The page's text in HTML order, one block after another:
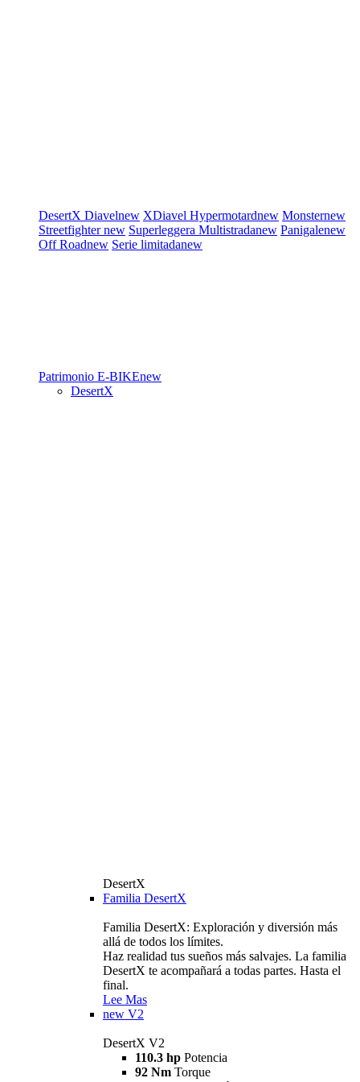
DesertX Diavelnew XDiavel Hypermotardnew Monsternew
Streetfighternew Superleggera Multistradanew Panigalenew
Off Roadnew Serie limitadanew
Patrimonio E-BIKEnew
DesertX
DesertX
Familia DesertX
Familia DesertX: Exploración y diversión más
allá de todos los límites.
Haz realidad tus sueños más salvajes. La familia
DesertX te acompañará a todas partes. Hasta el
final.
Lee Mas
new V2
DesertX V2
110.3 hp Potencia
92 Nm Torque